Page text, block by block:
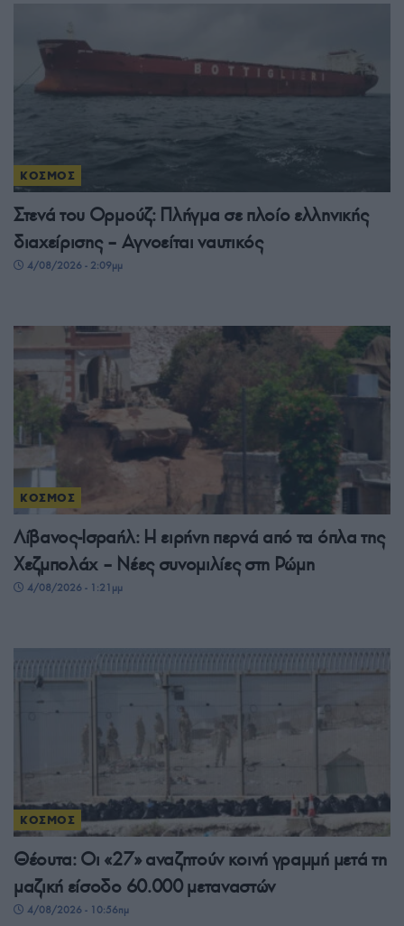
ΚΟΣΜΟΣ
Στενά του Ορμούζ: Πλήγμα σε πλοίο ελληνικής
διαχείρισης – Αγνοείται ναυτικός
4/08/2026 - 2:09μμ
ΚΟΣΜΟΣ
Λίβανος-Ισραήλ: Η ειρήνη περνά από τα όπλα της
Χεζμπολάχ – Νέες συνομιλίες στη Ρώμη
4/08/2026 - 1:21μμ
ΚΟΣΜΟΣ
Θέουτα: Οι «27» αναζητούν κοινή γραμμή μετά τη
μαζική είσοδο 60.000 μεταναστών
4/08/2026 - 10:56πμ